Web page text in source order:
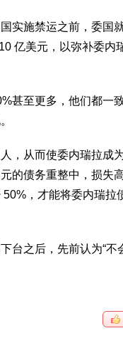
实施禁运之前，委国
亿美元，以弥补委内
甚至更多，他们都一
，从而使委内瑞拉成
的债务重整中，损失
，才能将委内瑞拉
台之后，先前认为“不